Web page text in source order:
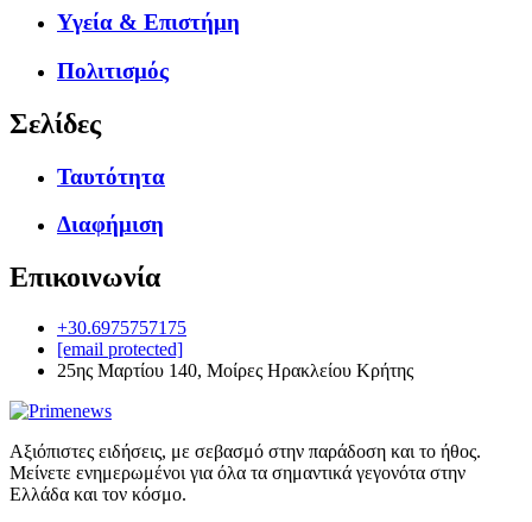
Υγεία & Επιστήμη
Πολιτισμός
Σελίδες
Ταυτότητα
Διαφήμιση
Επικοινωνία
+30.6975757175
[email protected]
25ης Μαρτίου 140, Μοίρες Ηρακλείου Κρήτης
Αξιόπιστες ειδήσεις, με σεβασμό στην παράδοση και το ήθος.
Μείνετε ενημερωμένοι για όλα τα σημαντικά γεγονότα στην
Ελλάδα και τον κόσμο.